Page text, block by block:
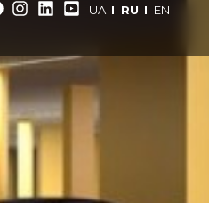
UA RU EN